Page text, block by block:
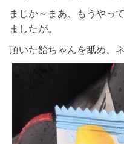
まじか～まあ、もうやっ
ましたが。
頂いた飴ちゃんを舐め、